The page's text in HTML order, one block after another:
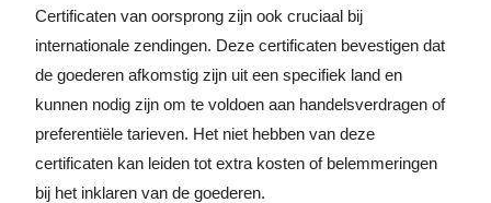
Certificaten van oorsprong zijn ook cruciaal bij
internationale zendingen. Deze certificaten bevestigen dat
de goederen afkomstig zijn uit een specifiek land en
kunnen nodig zijn om te voldoen aan handelsverdragen of
preferentiële tarieven. Het niet hebben van deze
certificaten kan leiden tot extra kosten of belemmeringen
bij het inklaren van de goederen.